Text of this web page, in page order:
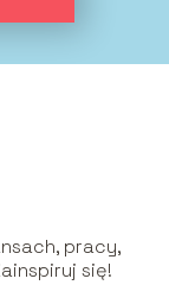
pracy,
się!